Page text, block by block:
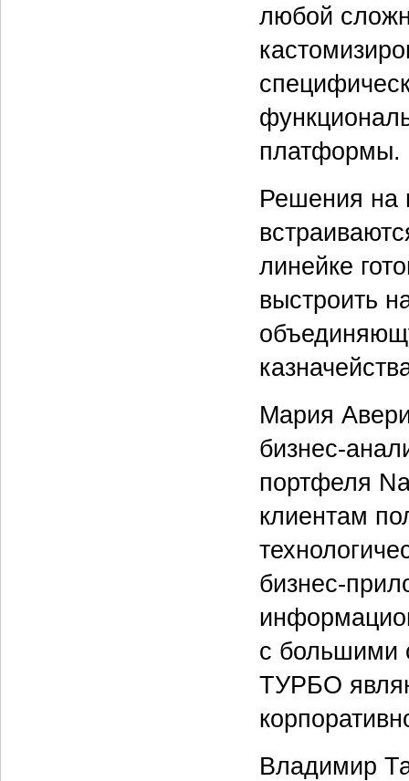
любой
платформы.
Решения на
линейке
выстроить
Мария
бизнес-
портфеля
клиентам
бизнес-
с большими
ТУРБО
Владимир